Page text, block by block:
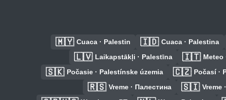
🇲🇾 Cuaca · Palestin 🇮🇩 Cuaca · Palestina
🇱🇻 Laikapstākļi · Palestīna 🇮🇹 Meteo
🇸🇰 Počasie · Palestínske územia 🇨🇿 Počasí ·
🇷🇸 Vreme · Палестина 🇸🇮 Vreme